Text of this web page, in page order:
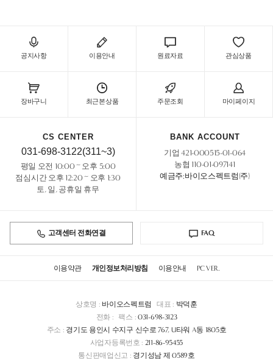
공지사항 이용안내 원료자료 관심상품
장바구니 최근본상품 주문조회 마이페이지
CS CENTER
031-698-3122(311~3)
평일 오전 10:00 ~ 오후 5:00
점심시간 오후 12:20 ~ 오후 1:30
토, 일, 공휴일 휴무
BANK ACCOUNT
기업 421-000515-01-064
농협 110-01-097141
예금주:바이오스펙트럼(주)
고객센터 전화연결 FAQ
이용약관 개인정보처리방침 이용안내 PC VER.
상호명 : 바이오스펙트럼 대표 : 박덕훈
전화 : 팩스 : 031-698-3123
주소 : 경기도 용인시 수지구 신수로 767, U타워 A동 1805호
사업자등록번호 : 211-86-95455
통신판매업신고 : 경기성남 제 0589호